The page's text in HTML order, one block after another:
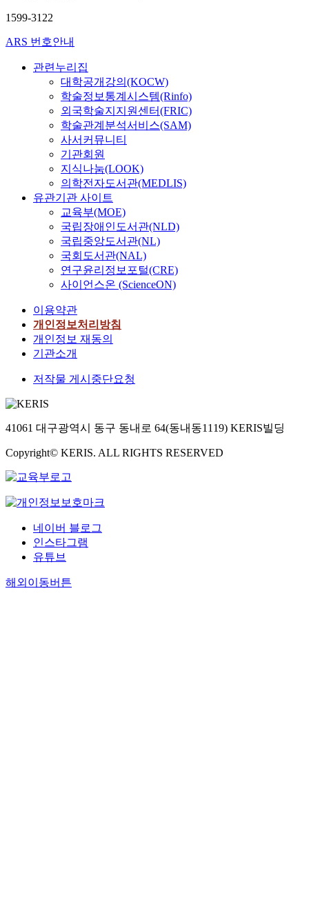
1599-3122
ARS 번호안내
관련누리집
대학공개강의(KOCW)
학술정보통계시스템(Rinfo)
외국학술지지원센터(FRIC)
학술관계분석서비스(SAM)
사서커뮤니티
기관회원
지식나눔(LOOK)
의학전자도서관(MEDLIS)
유관기관 사이트
교육부(MOE)
국립장애인도서관(NLD)
국립중앙도서관(NL)
국회도서관(NAL)
연구윤리정보포털(CRE)
사이언스온 (ScienceON)
이용약관
개인정보처리방침
개인정보 재동의
기관소개
저작물 게시중단요청
41061 대구광역시 동구 동내로 64(동내동1119) KERIS빌딩
Copyright© KERIS. ALL RIGHTS RESERVED
네이버 블로그
인스타그램
유튜브
해외이동버튼